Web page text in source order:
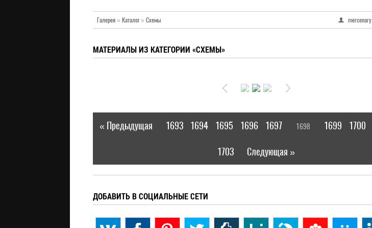
Галерея» Каталог» Схемы mercenary
МАТЕРИАЛЫ ИЗ КАТЕГОРИИ «СХЕМЫ»
« Предыдущая 1693 1694 1695 1696 1697 1698 1699 1700
1703 Следующая »
ДОБАВИТЬ В СОЦИАЛЬНЫЕ СЕТИ